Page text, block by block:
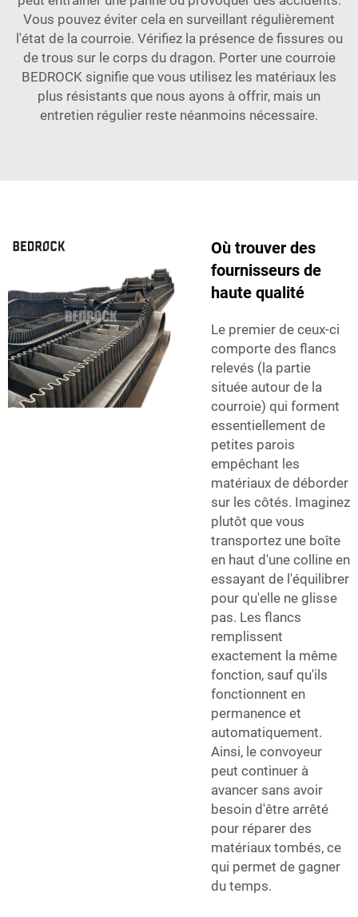
Vous pouvez éviter cela en surveillant régulièrement
l'état de la courroie. Vérifiez la présence de fissures ou
de trous sur le corps du dragon. Porter une courroie
BEDROCK signifie que vous utilisez les matériaux les
plus résistants que nous ayons à offrir, mais un
entretien régulier reste néanmoins nécessaire.
Où trouver des
fournisseurs de
haute qualité
Le premier de ceux-ci
comporte des flancs
relevés (la partie
située autour de la
courroie) qui forment
essentiellement de
petites parois
empêchant les
matériaux de déborder
sur les côtés. Imaginez
plutôt que vous
transportez une boîte
en haut d'une colline en
essayant de l'équilibrer
pour qu'elle ne glisse
pas. Les flancs
remplissent
exactement la même
fonction, sauf qu'ils
fonctionnent en
permanence et
automatiquement.
Ainsi, le convoyeur
peut continuer à
avancer sans avoir
besoin d'être arrêté
pour réparer des
matériaux tombés, ce
qui permet de gagner
du temps.